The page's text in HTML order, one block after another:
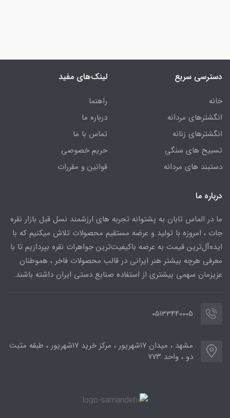
دسترسی سریع
خانه
انگشترهای مردانه
انگشترهای زنانه
تسبیح های سنگی
دستبند های مردانه
لینک‌های مفید
راهنما
درباره ما
تماس با ما
حریم خصوصی
قوانین و مقررات
درباره ما
ما در الماس تابان به پشتوانه تجربه های ارزشمند نسل قبل بازار نقره
جات ، امروزه با تولید و عرضه مستقیم محصولات تلاش میکنیم که با
ایده‌آل‌ترین قیمت به عرضه باکیفیت‌ترین جواهرات نقره بپردازیم تا با
معرفی هرچه بیشتر هنر ایرانی در قالب محصولات فاخر ، هموطنان
عزیزمان سهمی بیشتری از استفاده صنایع دستی ایران داشته باشند.
05133440005
مشهد ، میدان ۱۷شهریور ، مرکز خرید ۱۷شهریور ، طبقه مثبت
دو ، واحد ۷۷۳